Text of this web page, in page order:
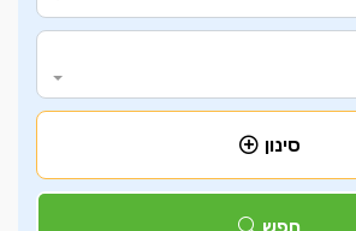
סינון
חפש